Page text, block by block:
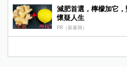
減肥首選，檸檬加它
懷疑人生
PR（新素簡）